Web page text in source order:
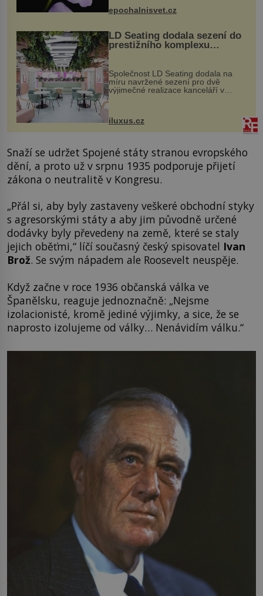
vstupenka...
epochalnisvet.cz
LD Seating dodala sezení do
prestižního komplexu
MediaCityUK v Salfordu
Společnost LD Seating dodala na
míru navržené sezení pro dvě
výjimečné realizace kanceláří v
areálu MediaCityUK v anglickém
budov Media...
iluxus.cz
Snaží se udržet Spojené státy stranou evropského
dění, a proto už v srpnu 1935 podporuje přijetí
zákona o neutralitě v Kongresu.
„Přál si, aby byly zastaveny veškeré obchodní styky
s agresorskými státy a aby jim původně určené
dodávky byly převedeny na země, které se staly
jejich oběťmi,“ líčí současný český spisovatel Ivan
Brož. Se svým nápadem ale Roosevelt neuspěje.
Když začne v roce 1936 občanská válka ve
Španělsku, reaguje jednoznačně: „Nejsme
izolacionisté, kromě jediné výjimky, a sice, že se
naprosto izolujeme od války… Nenávidím válku.“